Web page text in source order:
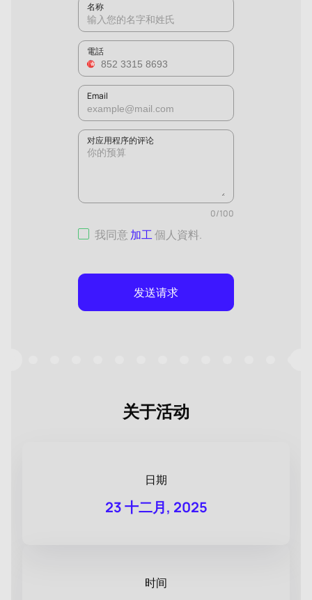
名称
電話
Email
对应用程序的评论
0/100
我同意 加工個人資料.
发送请求
关于活动
日期
23 十二月, 2025
时间